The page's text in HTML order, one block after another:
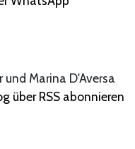
Marina D'Aversa
über RSS abonnieren